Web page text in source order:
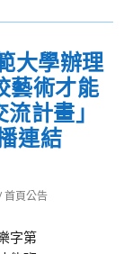
大學辦理
藝術才能
計畫」
連結
首頁公告
字第